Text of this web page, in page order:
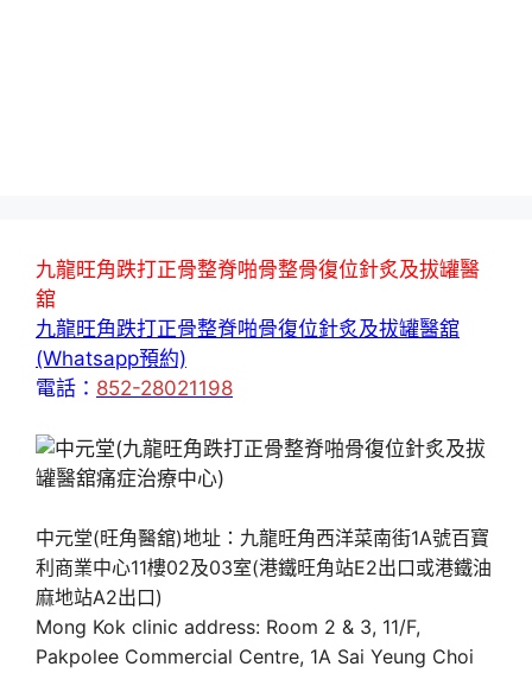
九龍旺角跌打正骨整脊啪骨整骨復位針炙及拔罐醫
舘
九龍旺角跌打正骨整脊啪骨復位針炙及拔罐醫舘
(Whatsapp預約)
電話： 852-28021198
中元堂(旺角醫舘)地址：九龍旺角西洋菜南街1A號百寶
利商業中心11樓02及03室(港鐵旺角站E2出口或港鐵油
麻地站A2出口)
Mong Kok clinic address: Room 2 & 3, 11/F,
Pakpolee Commercial Centre, 1A Sai Yeung Choi